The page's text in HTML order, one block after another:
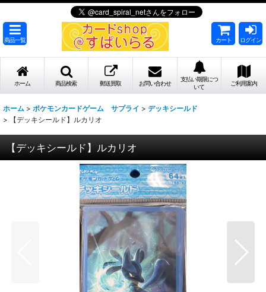
商品一覧 カート ログイン
ホーム 商品検索 郵送買取 お問い合わせ
支払い期限につ
いて
ご利用案内
ホーム > ポケモンカードゲーム サプライ > デッキシールド
>
【デッキシールド】ルカリオ
【デッキシールド】ルカリオ